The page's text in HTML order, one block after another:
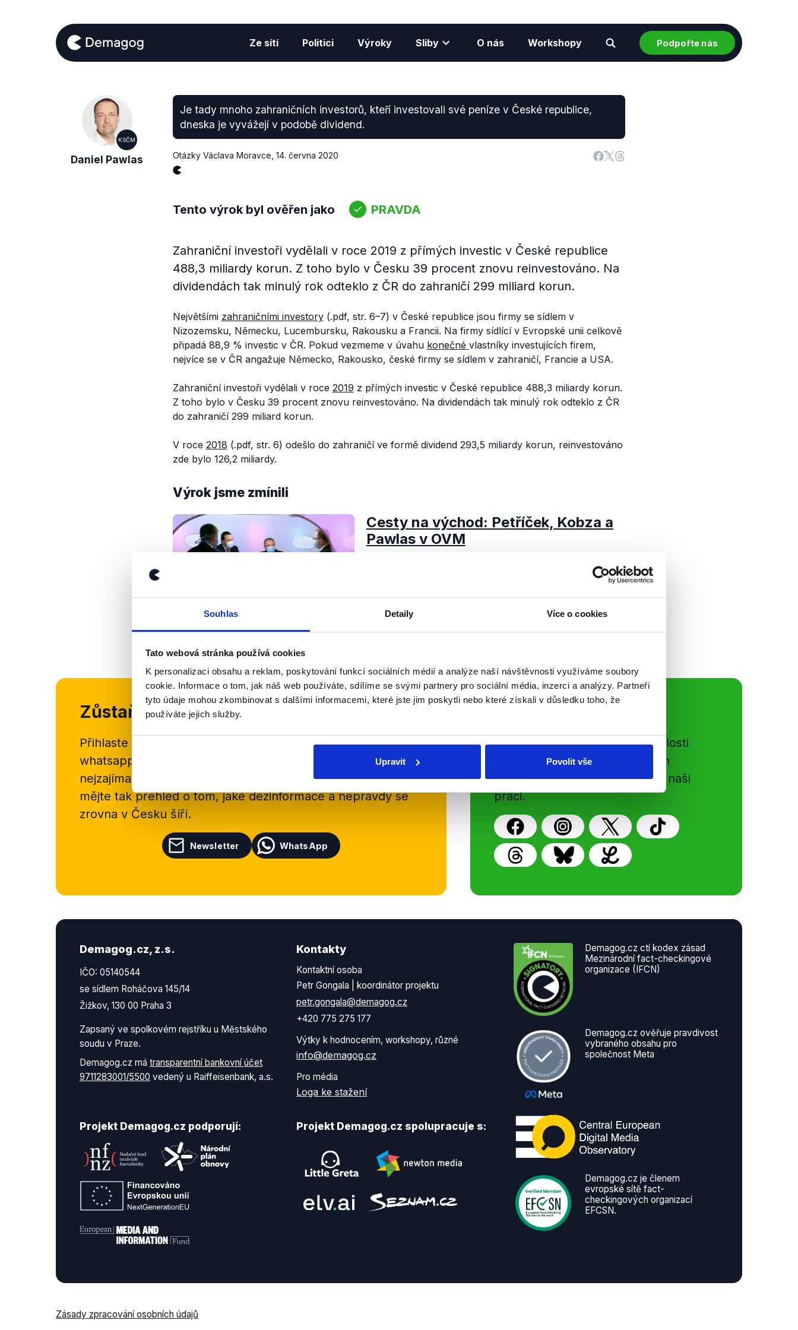
Souhlas Detaily Více o cookies
Tato webová stránka používá cookies
K personalizaci obsahu a reklam, poskytování funkcí sociálních médií a analýze naší návštěvnosti využíváme soubory
cookie. Informace o tom, jak náš web používáte, sdílíme se svými partnery pro sociální média, inzerci a analýzy. Partneři
tyto údaje mohou zkombinovat s dalšími informacemi, které jste jim poskytli nebo které získali v důsledku toho, že
používáte jejich služby.
Upravit Povolit vše
Ze sítí Politici Výroky Sliby O nás Workshopy Podpořte nás
KSČM
Daniel Pawlas
Je tady mnoho zahraničních investorů, kteří investovali své peníze v České republice,
dneska je vyvážejí v podobě dividend.
Otázky Václava Moravce 14. června 2020
Tento výrok byl ověřen jako PRAVDA
Zahraniční investoři vydělali v roce 2019 z přímých investic v České republice
488,3 miliardy korun. Z toho bylo v Česku 39 procent znovu reinvestováno. Na
dividendách tak minulý rok odteklo z ČR do zahraničí 299 miliard korun.
Největšími zahraničními investory(.pdf, str. 6–7) v České republice jsou firmy se sídlem v
Nizozemsku, Německu, Lucembursku, Rakousku a Francii. Na firmy sídlící v Evropské unii celkově
připadá 88,9 % investic v ČR. Pokud vezmeme v úvahu konečné vlastníky investujících firem,
nejvíce se v ČR angažuje Německo, Rakousko, české firmy se sídlem v zahraničí, Francie a USA.
Zahraniční investoři vydělali v roce 2019 z přímých investic v České republice 488,3 miliardy korun.
Z toho bylo v Česku 39 procent znovu reinvestováno. Na dividendách tak minulý rok odteklo z ČR
do zahraničí 299 miliard korun.
V roce 2018 (.pdf, str. 6) odešlo do zahraničí ve formě dividend 293,5 miliardy korun, reinvestováno
zde bylo 126,2 miliardy.
Výrok jsme zmínili
Cesty na východ: Petříček, Kobza a
Pawlas v OVM
Cesta na Tchaj-wan, vztahy s Čínou, záhadný dopis.
Petříček (ČSSD), poslanec Jiří Kobza (SPD) a...
Zůstaňme v kontaktu
Přihlaste se k odběru našeho
newsletteru nebo
whatsappového kanálu, kde pravidelně přinášíme shrnutí
nejzajímavějších článků a analýz. Začněte nás odebírat, a
mějte tak přehled o tom, jaké dezinformace a nepravdy se
zrovna v Česku šíří.
Newsletter WhatsApp
Nenechte si ujít nejnovější události
z Demagog.cz. Sdílením našich
příspěvků přátelům podpoříte naši
práci.
Demagog.cz, z.s.
IČO: 05140544
se sídlem Roháčova 145/14
Žižkov, 130 00 Praha 3
Zapsaný ve spolkovém rejstříku u Městského
soudu v Praze.
Demagog.cz má transparentní bankovní účet
9711283001/5500 vedený u Raiffeisenbank, a.s.
Kontakty
Kontaktní osoba
Petr Gongala | koordinátor projektu
petr.gongala@demagog.cz
+420 775 275 177
Výtky k hodnocením, workshopy, různé
info@demagog.cz
Pro média
Loga ke stažení
Projekt Demagog.cz podporují: Projekt Demagog.cz spolupracuje s:
Demagog.cz ctí kodex zásad
Mezinárodní fact-checkingové
organizace (IFCN)
Demagog.cz ověřuje pravdivost
vybraného obsahu pro
společnost Meta
Demagog.cz je členem
evropské sítě fact-
checkingových organizací
EFCSN.
Zásady zpracování osobních údajů